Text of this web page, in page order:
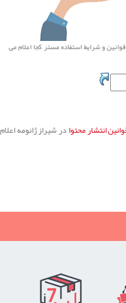
قوانین و شرایط استفادهمستر کجا اعلام می
انتشار محتوادر شیراز ژانومه اعلام